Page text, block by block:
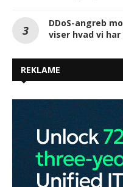
DDoS-angreb
viser hvad vi
REKLAME